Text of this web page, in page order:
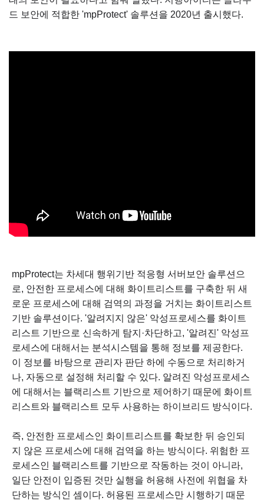
드 보안에 적합한 'mpProtect' 솔루션을 2020년 출시했다.
mpProtect는 차세대 행위기반 적응형 서버보안 솔루션으
로, 안전한 프로세스에 대해 화이트리스트를 구축한 뒤 새
로운 프로세스에 대해 검역의 과정을 거치는 화이트리스트
기반 솔루션이다. '알려지지 않은' 악성프로세스를 화이트
리스트 기반으로 신속하게 탐지·차단하고, '알려진' 악성프
로세스에 대해서는 분석시스템을 통해 정보를 제공한다.
이 정보를 바탕으로 관리자 판단 하에 수동으로 처리하거
나, 자동으로 설정해 처리할 수 있다. 알려진 악성프로세스
에 대해서는 블랙리스트 기반으로 제어하기 때문에 화이트
리스트와 블랙리스트 모두 사용하는 하이브리드 방식이다.
즉, 안전한 프로세스인 화이트리스트를 확보한 뒤 승인되
지 않은 프로세스에 대해 검역을 하는 방식이다. 위험한 프
로세스인 블랙리스트를 기반으로 작동하는 것이 아니라,
일단 안전이 입증된 것만 실행을 허용해 사전에 위협을 차
단하는 방식인 셈이다. 허용된 프로세스만 시행하기 때문